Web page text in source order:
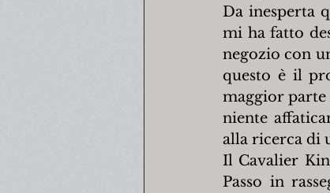
Da inesperta
mi ha fatto
negozio con
questo è il
maggior parte
niente
alla ricerca di
Il Cavalier
Passo in